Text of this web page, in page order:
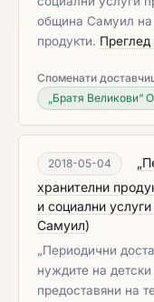
община Самуил на
продукти. Преглед
Споменати
„Братя Великови“
2018-05-04
хранителни
и социални
Самуил)
„Периодични
нуждите на
предоставяни на